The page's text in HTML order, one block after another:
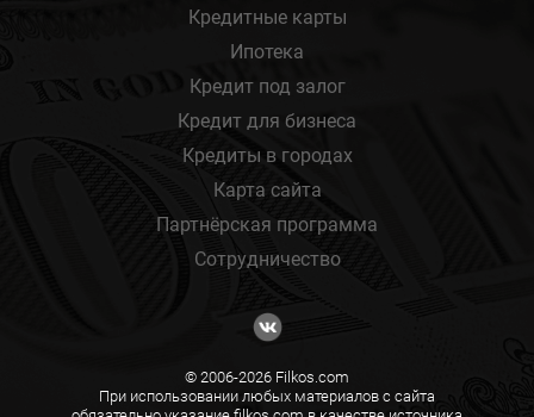
Кредитные карты
Ипотека
Кредит под залог
Кредит для бизнеса
Кредиты в городах
Карта сайта
Партнёрская программа
Сотрудничество
© 2006-2026 Filkos.com
При использовании любых материалов с сайта